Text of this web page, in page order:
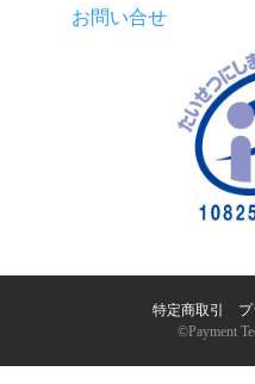
お問い合せ
特定商取引
©︎Payment